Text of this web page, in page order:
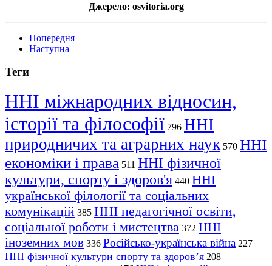
Джерело: osvitoria.org
Попередня
Наступна
Теги
ННІ міжнародних відносин,
історії та філософії 796 ННІ
природничих та аграрних наук 570 ННІ
економіки і права 511 ННІ фізичної
культури, спорту і здоров'я 440 ННІ
української філології та соціальних
комунікацій 385 ННІ педагогічної освіти,
соціальної роботи і мистецтва 372 ННІ
іноземних мов 336 Російсько-українська війна 227
ННІ фізичної культури спорту та здоров’я 208